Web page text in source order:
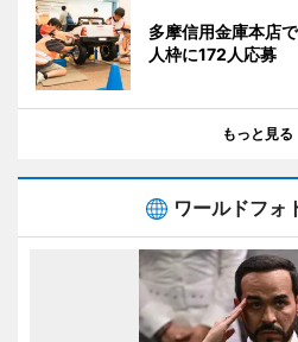
多摩信用金庫本店
人枠に172人応募
もっと見る
ワールドフォ